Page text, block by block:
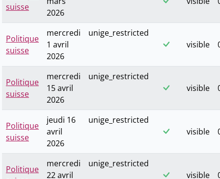
suisse
2026
Politique
suisse
mercredi
1 avril
2026
unige_restricted
visible
Politique
suisse
mercredi
15 avril
2026
unige_restricted
visible
Politique
suisse
jeudi 16
avril
2026
unige_restricted
visible
Politique
mercredi
22 avril
unige_restricted
visible